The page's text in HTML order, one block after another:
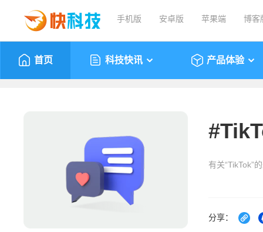
手机版 安卓版 苹果端 博客
首页 科技快讯 产品体验
#
有关“TikTok”
分享：